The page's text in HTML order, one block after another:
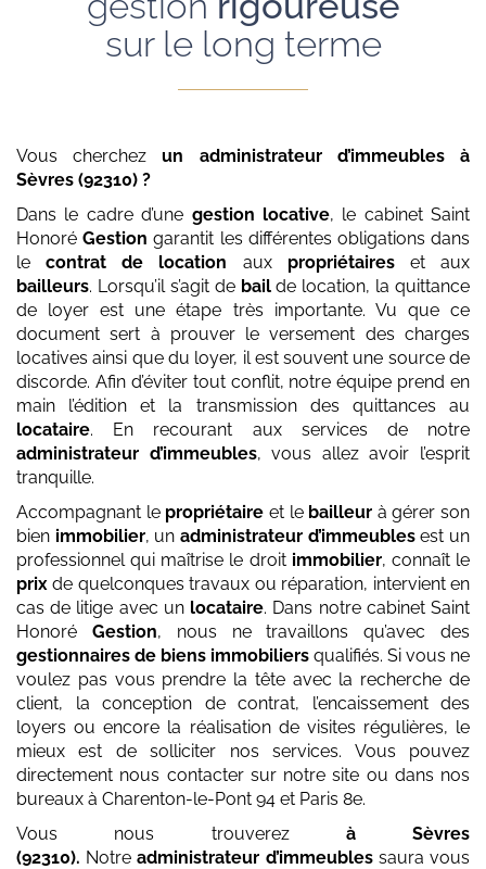
sur le long terme
Vous cherchezun administrateur d’immeubles
à
Sèvres (92310) ?
Dans le cadre d’une gestion locative, le cabinet Saint
HonoréGestion garantit les différentes obligations dans
lecontrat de location aux propriétaireset aux
bailleurs. Lorsqu’il s’agit de bailde location, la quittance
de loyer est une étape très importante. Vu que ce
document sert à prouver le versement des charges
locatives ainsi que du loyer, il est souvent une source de
discorde. Afin d’éviter tout conflit, notre équipe prend en
main l’édition et la transmission des quittances au
locataire. En recourant aux services de notre
administrateur d’immeubles, vous allez avoir l’esprit
tranquille.
Accompagnant le propriétaire et le bailleur à gérer son
bien immobilier, unadministrateur d’immeublesest un
professionnel qui maîtrise le droit immobilier, connaît le
prix de quelconques travaux ou réparation, intervient en
cas de litige avec un locataire. Dans notre cabinet Saint
Honoré Gestion, nous ne travaillons qu’avec des
gestionnaires de biens immobiliers qualifiés. Si vous ne
voulez pas vous prendre la tête avec la recherche de
client, la conception de contrat, l’encaissement des
loyers ou encore la réalisation de visites régulières, le
mieux est de solliciter nos services. Vous pouvez
directement nous contacter sur notre site ou dans nos
bureaux à Charenton-le-Pont 94 et Paris 8e.
Vous nous trouverez à Sèvres
(92310). Notreadministrateur d’immeubles saura vous